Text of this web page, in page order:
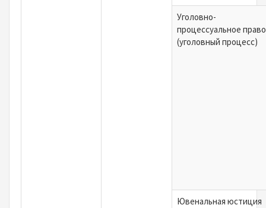
Уголовно-
процессуальное право
(уголовный процесс)
Ювенальная юстиция